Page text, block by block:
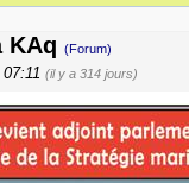
KAq (Forum)
(il y a 314 jours)